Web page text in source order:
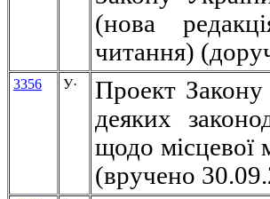
(нова
читання)
3356 У·
Проект
деяких
щодо місцевої
(вручено